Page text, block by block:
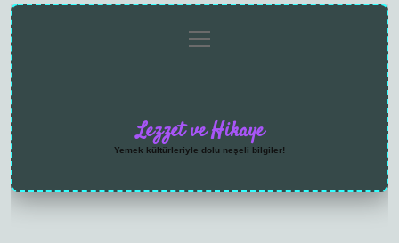
menüyü
aç
Lezzet ve Hikaye
Yemek kültürleriyle dolu neşeli bilgiler!